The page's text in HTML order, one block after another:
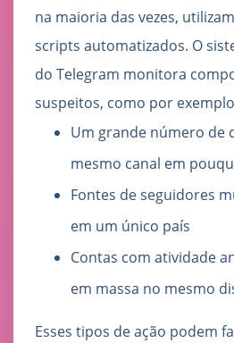
na maioria das vezes,
scripts automatizados. O
do Telegram monitora
suspeitos, como por
Um grande número de
mesmo canal em
Fontes de seguidores
em um único país
Contas com atividade
em massa no mesmo
Esses tipos de ação podem